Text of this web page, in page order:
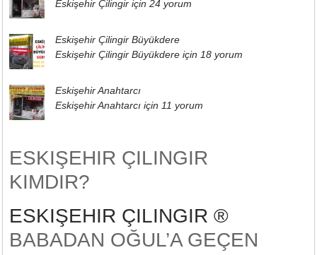
Eskişehir Çilingir için 24 yorum
Eskişehir Çilingir Büyükdere
Eskişehir Çilingir Büyükdere için 18 yorum
Eskişehir Anahtarcı
Eskişehir Anahtarcı için 11 yorum
ESKIŞEHIR ÇILINGIR
KIMDIR?
ESKIŞEHIR ÇILINGIR ®
BABADAN OĞUL’A GEÇEN